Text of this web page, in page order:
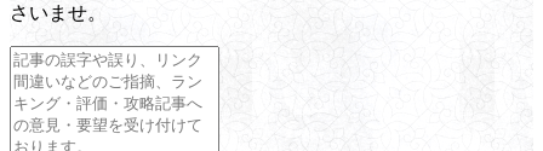
さいませ。